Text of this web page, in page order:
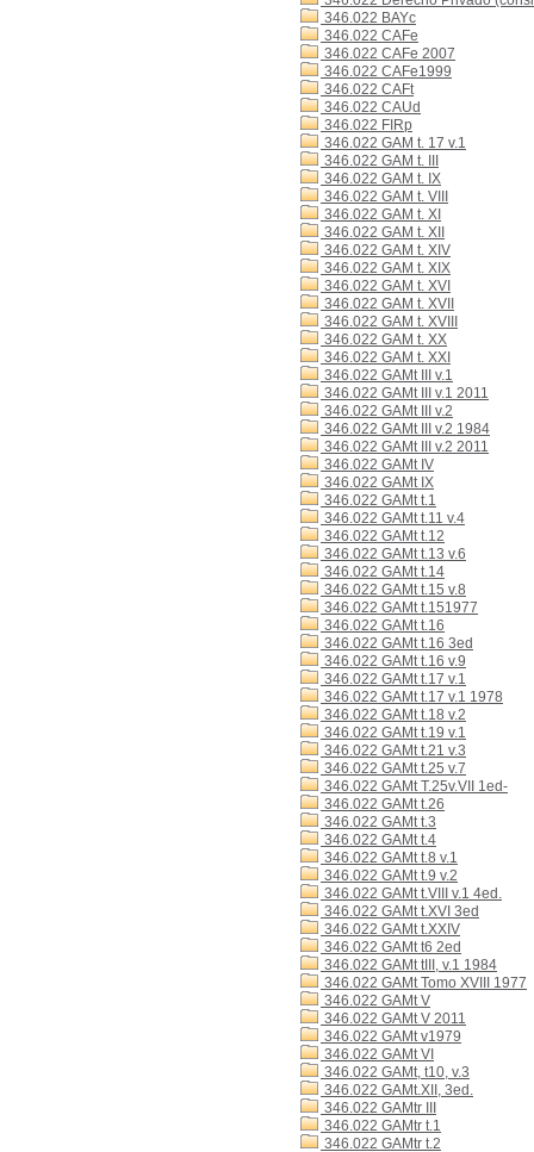
346.022 BAYc
346.022 CAFe
346.022 CAFe 2007
346.022 CAFe1999
346.022 CAFt
346.022 CAUd
346.022 FIRp
346.022 GAM t. 17 v.1
346.022 GAM t. III
346.022 GAM t. IX
346.022 GAM t. VIII
346.022 GAM t. XI
346.022 GAM t. XII
346.022 GAM t. XIV
346.022 GAM t. XIX
346.022 GAM t. XVI
346.022 GAM t. XVII
346.022 GAM t. XVIII
346.022 GAM t. XX
346.022 GAM t. XXI
346.022 GAMt III v.1
346.022 GAMt III v.1 2011
346.022 GAMt III v.2
346.022 GAMt III v.2 1984
346.022 GAMt III v.2 2011
346.022 GAMt IV
346.022 GAMt IX
346.022 GAMt t.1
346.022 GAMt t.11 v.4
346.022 GAMt t.12
346.022 GAMt t.13 v.6
346.022 GAMt t.14
346.022 GAMt t.15 v.8
346.022 GAMt t.151977
346.022 GAMt t.16
346.022 GAMt t.16 3ed
346.022 GAMt t.16 v.9
346.022 GAMt t.17 v.1
346.022 GAMt t.17 v.1 1978
346.022 GAMt t.18 v.2
346.022 GAMt t.19 v.1
346.022 GAMt t.21 v.3
346.022 GAMt t.25 v.7
346.022 GAMt T.25v.VII 1ed-
346.022 GAMt t.26
346.022 GAMt t.3
346.022 GAMt t.4
346.022 GAMt t.8 v.1
346.022 GAMt t.9 v.2
346.022 GAMt t.VIII v.1 4ed.
346.022 GAMt t.XVI 3ed
346.022 GAMt t.XXIV
346.022 GAMt t6 2ed
346.022 GAMt tIII, v.1 1984
346.022 GAMt Tomo XVIII 1977
346.022 GAMt V
346.022 GAMt V 2011
346.022 GAMt v1979
346.022 GAMt VI
346.022 GAMt, t10, v.3
346.022 GAMt.XII, 3ed.
346.022 GAMtr III
346.022 GAMtr t.1
346.022 GAMtr t.2